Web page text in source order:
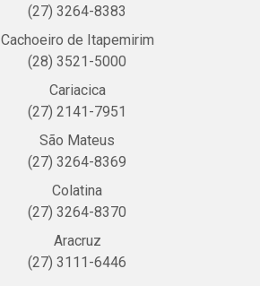
(27) 3264-8383
Cachoeiro de Itapemirim
(28) 3521-5000
Cariacica
(27) 2141-7951
São Mateus
(27) 3264-8369
Colatina
(27) 3264-8370
Aracruz
(27) 3111-6446